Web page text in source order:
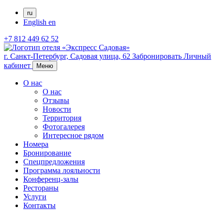
ru
English en
+7 812 449 62 52
г. Санкт-Петербург, Садовая улица, 62 Забронировать Личный
кабинет
Меню
О нас
О нас
Отзывы
Новости
Территория
Фотогалерея
Интересное рядом
Номера
Бронирование
Спецпредложения
Программа лояльности
Конференц-залы
Рестораны
Услуги
Контакты